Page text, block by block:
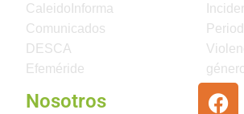
CaleidoInforma
Comunicados
DESCA
Efeméride
Nosotros